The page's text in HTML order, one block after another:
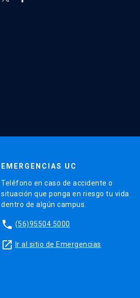
EMERGENCIAS UC
Teléfono en caso de accidente o
situación que ponga en riesgo tu vida
dentro de algún campus.
phone (56)95504 5000
launch Ir al sitio de Emergencias